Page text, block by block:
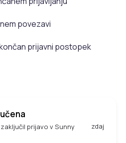
povezavi
prijavni postopek
prijavo v Sunny
zdaj